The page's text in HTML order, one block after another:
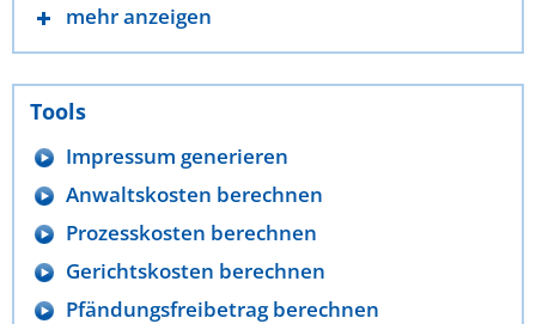
mehr anzeigen
Tools
Impressum generieren
Anwaltskosten berechnen
Prozesskosten berechnen
Gerichtskosten berechnen
Pfändungsfreibetrag berechnen